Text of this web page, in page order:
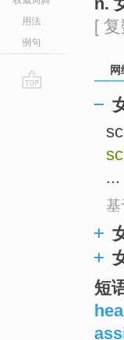
用法
例句
[
网
...
短